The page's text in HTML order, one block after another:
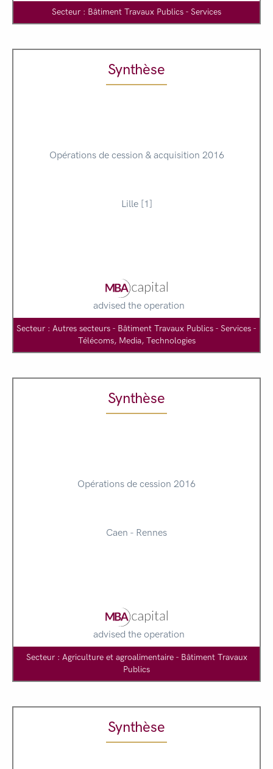
Secteur : Bâtiment Travaux Publics - Services
Synthèse
Opérations de cession & acquisition 2016
Lille [1]
advised the operation
Secteur : Autres secteurs - Bâtiment Travaux Publics - Services -
Télécoms, Media, Technologies
Synthèse
Opérations de cession 2016
Caen - Rennes
advised the operation
Secteur : Agriculture et agroalimentaire - Bâtiment Travaux
Publics
Synthèse